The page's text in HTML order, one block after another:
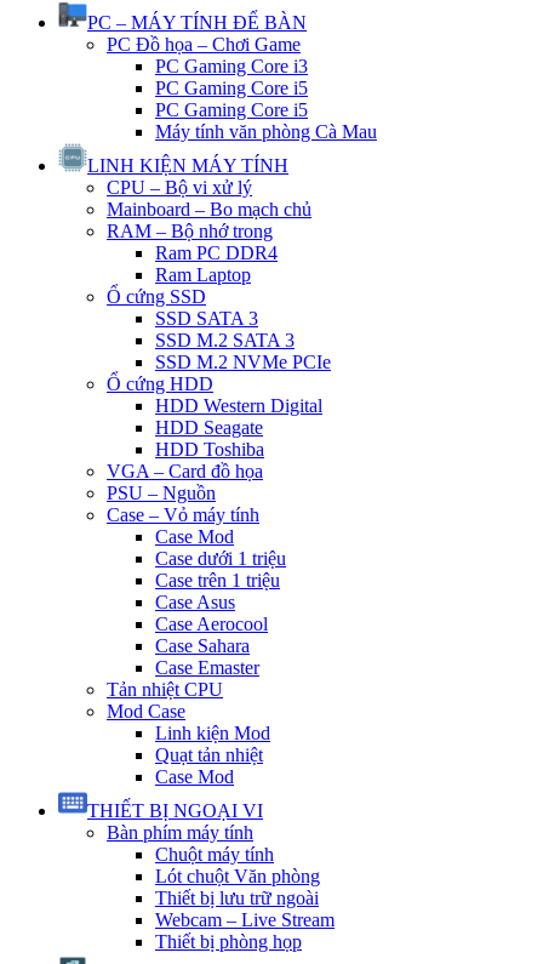
PC – MÁY TÍNH ĐỂ BÀN
PC Đồ họa – Chơi Game
PC Gaming Core i3
PC Gaming Core i5
PC Gaming Core i5
Máy tính văn phòng Cà Mau
LINH KIỆN MÁY TÍNH
CPU – Bộ vi xử lý
Mainboard – Bo mạch chủ
RAM – Bộ nhớ trong
Ram PC DDR4
Ram Laptop
Ổ cứng SSD
SSD SATA 3
SSD M.2 SATA 3
SSD M.2 NVMe PCIe
Ổ cứng HDD
HDD Western Digital
HDD Seagate
HDD Toshiba
VGA – Card đồ họa
PSU – Nguồn
Case – Vỏ máy tính
Case Mod
Case dưới 1 triệu
Case trên 1 triệu
Case Asus
Case Aerocool
Case Sahara
Case Emaster
Tản nhiệt CPU
Mod Case
Linh kiện Mod
Quạt tản nhiệt
Case Mod
THIẾT BỊ NGOẠI VI
Bàn phím máy tính
Chuột máy tính
Lót chuột Văn phòng
Thiết bị lưu trữ ngoài
Webcam – Live Stream
Thiết bị phòng họp